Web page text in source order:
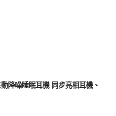
降噪睡眠耳機 同步亮相耳機、